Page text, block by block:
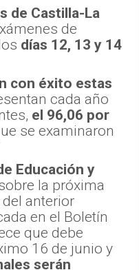
de Castilla-La
de
días 12, 13 y 14
con éxito estas
cada año
el 96,06 por
se examinaron
Educación y
la próxima
del anterior
en el Boletín
que debe
16 de junio y
serán